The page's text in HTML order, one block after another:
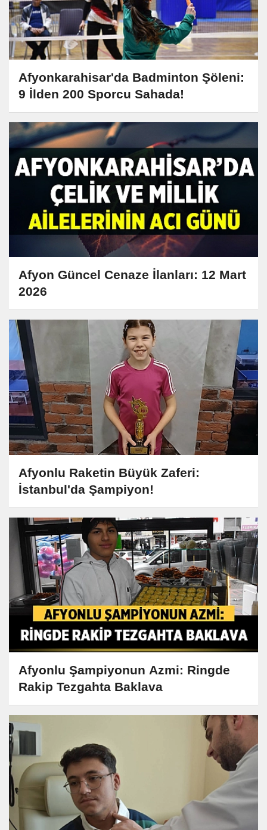
Afyonkarahisar'da Badminton Şöleni:
9 İlden 200 Sporcu Sahada!
Afyon Güncel Cenaze İlanları: 12 Mart
2026
Afyonlu Raketin Büyük Zaferi:
İstanbul'da Şampiyon!
Afyonlu Şampiyonun Azmi: Ringde
Rakip Tezgahta Baklava